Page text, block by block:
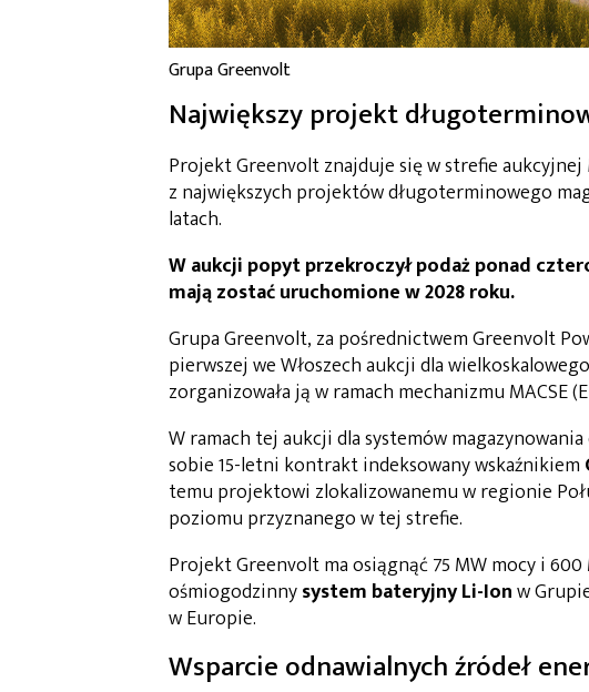
Grupa Greenvolt
Największy projekt
Projekt Greenvolt znajduje się w strefie aukcyjnej
z największych projektów długoterminowego
latach.
W aukcji popyt przekroczył podaż ponad
mają zostać uruchomione w 2028 roku.
Grupa Greenvolt, za pośrednictwem Greenvolt
pierwszej we Włoszech aukcji dla
zorganizowała ją w ramach mechanizmu
W ramach tej aukcji dla systemów
sobie 15-letni kontrakt indeksowany wskaźnikiem
temu projektowi zlokalizowanemu w regionie
poziomu przyznanego w tej strefie.
Projekt Greenvolt ma osiągnąć 75 MW mocy i
ośmiogodzinnysystem bateryjny Li-Ionw
w Europie.
Wsparcie odnawialnych źródeł